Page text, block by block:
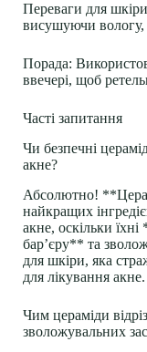
Переваги для
висушуючи вологу,
Порада:
ввечері, щоб
Часті запитання
Чи безпечні
акне?
Абсолютно!
найкращих
акне, оскільки
бар’єру** та
для шкіри, яка
для лікування акне.
Чим цераміди
зволожувальних